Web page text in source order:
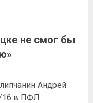
не смог бы
Андрей
16 в ПФЛ